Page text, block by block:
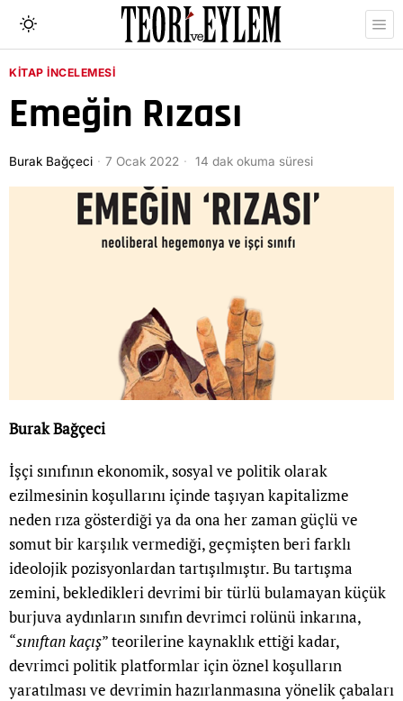
KITAP İNCELEMESI
Emeğin Rızası
Burak Bağçeci 7 Ocak 2022 14 dak okuma süresi
Burak Bağçeci
İşçi sınıfının ekonomik, sosyal ve politik olarak
ezilmesinin koşullarını içinde taşıyan kapitalizme
neden rıza gösterdiği ya da ona her zaman güçlü ve
somut bir karşılık vermediği, geçmişten beri farklı
ideolojik pozisyonlardan tartışılmıştır. Bu tartışma
zemini, bekledikleri devrimi bir türlü bulamayan küçük
burjuva aydınların sınıfın devrimci rolünü inkarına,
“sınıftan kaçış” teorilerine kaynaklık ettiği kadar,
devrimci politik platformlar için öznel koşulların
yaratılması ve devrimin hazırlanmasına yönelik çabaları